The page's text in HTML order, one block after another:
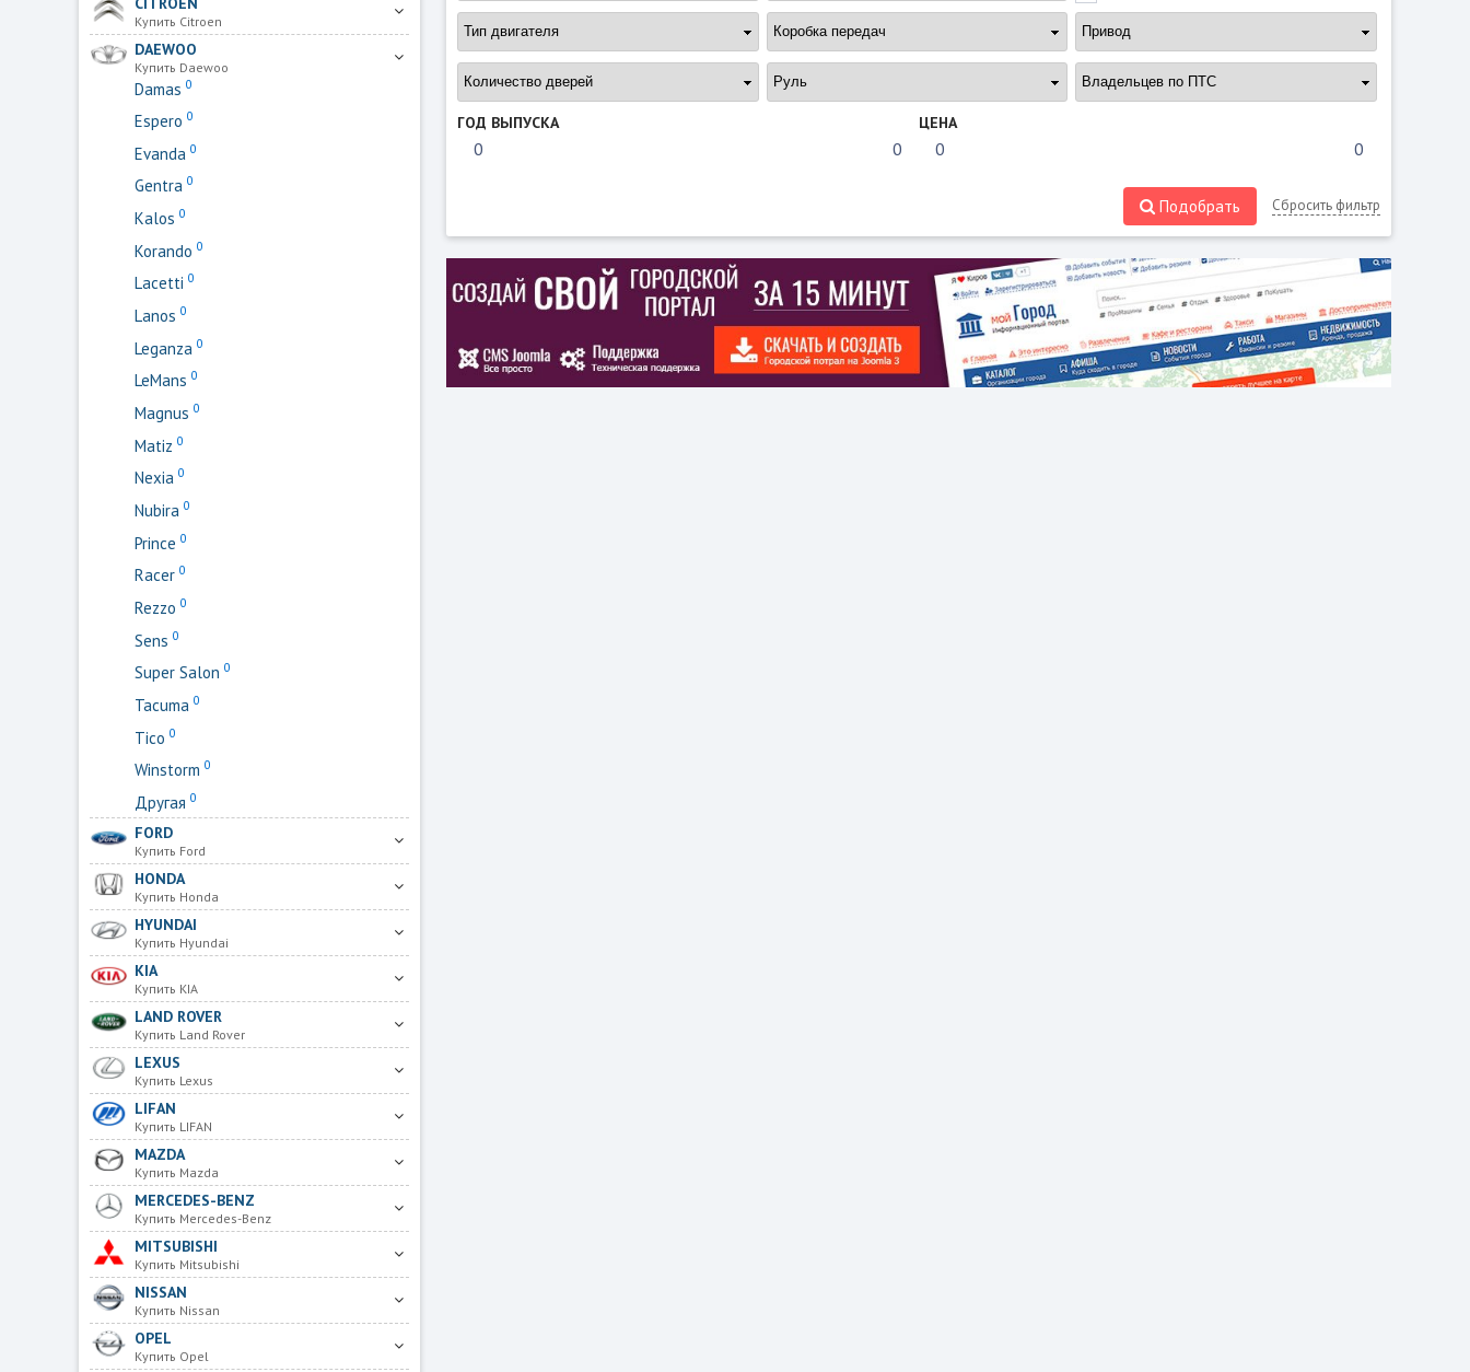
Купить Citroen
DAEWOO
Купить Daewoo
Damas 0
Espero 0
Evanda 0
Gentra 0
Kalos 0
Korando 0
Lacetti 0
Lanos 0
Leganza 0
LeMans 0
Magnus 0
Matiz 0
Nexia 0
Nubira 0
Prince 0
Racer 0
Rezzo 0
Sens 0
Super Salon 0
Tacuma 0
Tico 0
Winstorm 0
Другая 0
FORD
Купить Ford
HONDA
Купить Honda
HYUNDAI
Купить Hyundai
KIA
Купить KIA
LAND ROVER
Купить Land Rover
LEXUS
Купить Lexus
LIFAN
Купить LIFAN
MAZDA
Купить Mazda
MERCEDES-BENZ
Купить Mercedes-Benz
MITSUBISHI
Купить Mitsubishi
NISSAN
Купить Nissan
OPEL
Купить Opel
ГОД ВЫПУСКА ЦЕНА
Подобрать Сбросить фильтр